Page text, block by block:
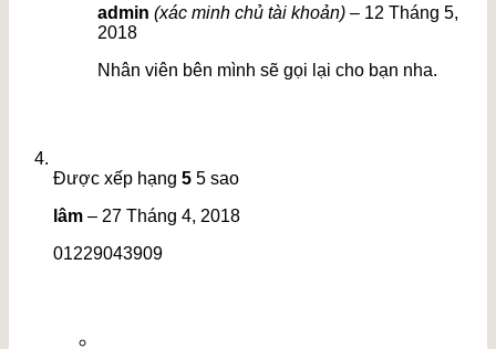
admin (xác minh chủ tài khoản) – 12 Tháng 5,
2018
Nhân viên bên mình sẽ gọi lại cho bạn nha.
Được xếp hạng 5 5 sao
lâm – 27 Tháng 4, 2018
01229043909